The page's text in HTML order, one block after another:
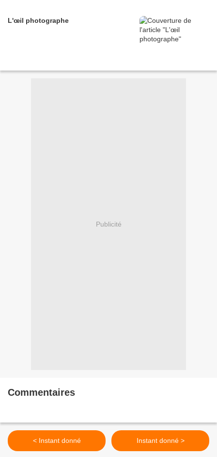
L'œil photographe
Publicité
Commentaires
< Instant donné Instant donné >